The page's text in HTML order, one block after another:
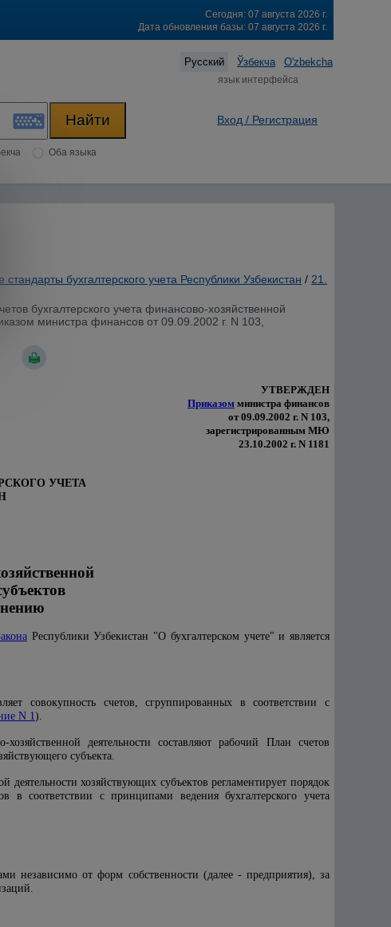
Сегодня: 07 августа 2026 г.
Дата обновления базы: 07 августа 2026 г.
Русский Ўзбекча O'zbekcha
язык интерфейса
Оба языка
Вход / Регистрация
бухгалтерского учета Республики Узбекистан / 21.
бухгалтерского учета финансово-хозяйственной
министра финансов от 09.09.2002 г. N 103,
УТВЕРЖДЕН
Приказом министра финансов
от 09.09.2002 г. N 103,
зарегистрированным МЮ
23.10.2002 г. N 1181
УЧЕТА
Республики Узбекистан "О бухгалтерском учете" и является
совокупность счетов, сгруппированных в соответствии с
N 1).
деятельности составляют рабочий План счетов
субъекта.
хозяйствующих субъектов регламентирует порядок
в соответствии с принципами ведения бухгалтерского учета
независимо от форм собственности (далее - предприятия), за